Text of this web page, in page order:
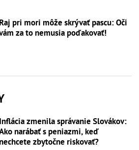
Raj pri mori môže skrývať pascu: Oči
za to nemusia poďakovať!
Inflácia zmenila správanie Slovákov:
narábať s peniazmi, keď
nechcete zbytočne riskovať?